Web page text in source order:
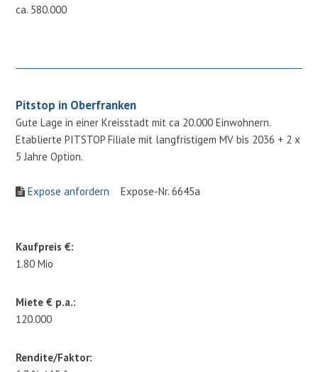
ca. 580.000
Pitstop in Oberfranken
Gute Lage in einer Kreisstadt mit ca 20.000 Einwohnern.
Etablierte PITSTOP Filiale mit langfristigem MV bis 2036 + 2 x
5 Jahre Option.
Expose anfordern Expose-Nr. 6645a
Kaufpreis €:
1.80 Mio
Miete € p.a.:
120.000
Rendite/Faktor: